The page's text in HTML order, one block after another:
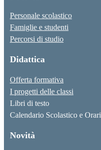
Personale scolastico
Famiglie e studenti
Percorsi di studio
Didattica
Offerta formativa
I progetti delle classi
Libri di testo
Calendario Scolastico e Orari
Novità